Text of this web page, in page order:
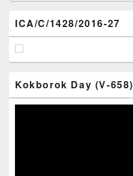
ICA/C/1428/2016-27
Kokborok Day (V-658)